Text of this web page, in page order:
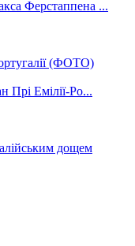
(ФОТО)
дощем